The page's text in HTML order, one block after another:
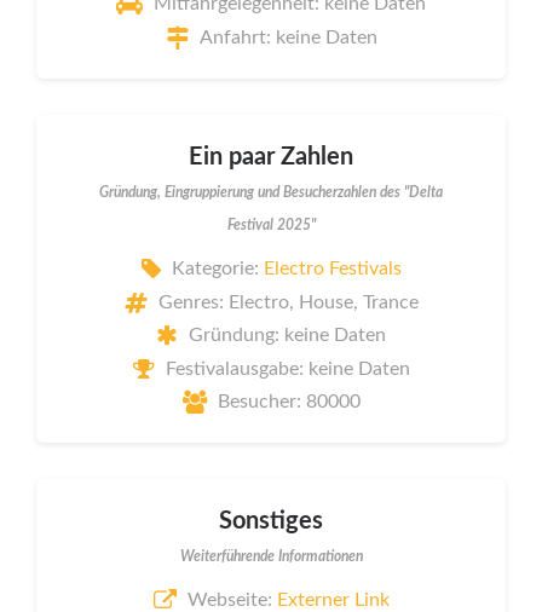
Mitfahrgelegenheit: keine Daten
Anfahrt: keine Daten
Ein paar Zahlen
Gründung, Eingruppierung und Besucherzahlen des "Delta
Festival 2025"
Kategorie: Electro Festivals
Genres: Electro, House, Trance
Gründung: keine Daten
Festivalausgabe: keine Daten
Besucher: 80000
Sonstiges
Weiterführende Informationen
Webseite: Externer Link